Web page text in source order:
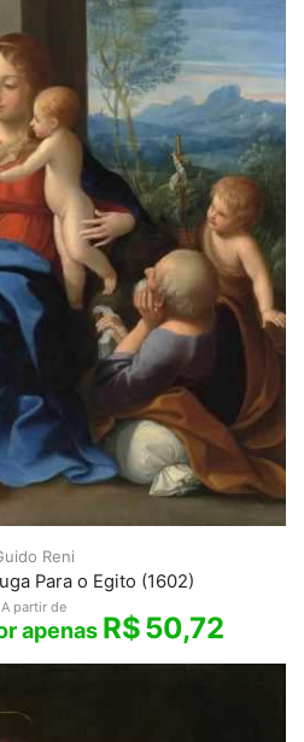
Reni
Para o Egito (1602)
A partir de
R$50,72